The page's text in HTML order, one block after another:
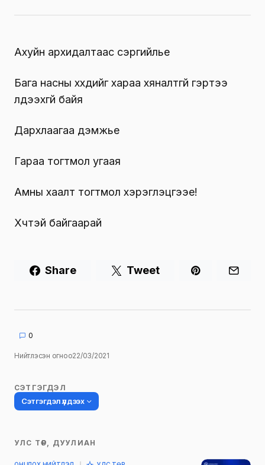
Ахуйн архидалтаас сэргийлье
Бага насны хүүхдийг хараа хяналтгүй гэртээ
үлдээхгүй байя
Дархлаагаа дэмжье
Гараа тогтмол угаая
Амны хаалт тогтмол хэрэглэцгээе!
Хүчтэй байгаарай
Share Tweet
0
Нийтлэсэн огноо22/03/2021
СЭТГЭГДЭЛ
Сэтгэгдэл үлдээх
Таны имэйл хаягийг нийтлэхгүй.
УЛС ТӨР, ДУУЛИАН